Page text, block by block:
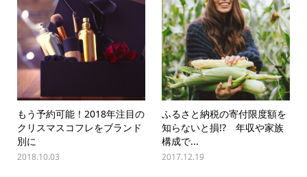
もう予約可能！2018年注目の
クリスマスコフレをブランド
別に
2018.10.03
ふるさと納税の寄付限度額を
知らないと損!? 年収や家族
構成で...
2017.12.19